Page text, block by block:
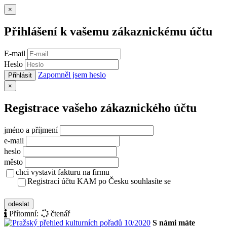
×
Přihlášení k vašemu zákaznickému účtu
E-mail
Heslo
Přihlásit Zapomněl jsem heslo
×
Registrace vašeho zákaznického účtu
jméno a příjmení
e-mail
heslo
město
chci vystavit fakturu na firmu
Registrací účtu KAM po Česku souhlasíte se
odeslat
Přítomní:
čtenář
S námi máte